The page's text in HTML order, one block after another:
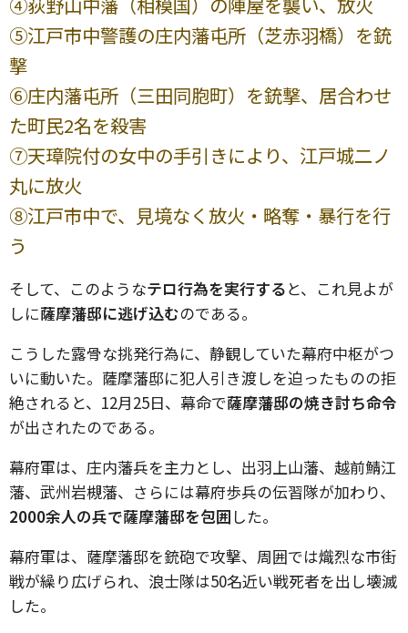
⑤江戸市中警護の庄内藩屯所（芝赤羽橋）を銃
撃
➅庄内藩屯所（三田同胞町）を銃撃、居合わせ
た町民2名を殺害
➆天璋院付の女中の手引きにより、江戸城二ノ
丸に放火
➇江戸市中で、見境なく放火・略奪・暴行を行
う
そして、このようなテロ行為を実行すると、これ見よが
しに薩摩藩邸に逃げ込むのである。
こうした露骨な挑発行為に、静観していた幕府中枢がつ
いに動いた。薩摩藩邸に犯人引き渡しを迫ったものの拒
絶されると、12月25日、幕命で薩摩藩邸の焼き討ち命令
が出されたのである。
幕府軍は、庄内藩兵を主力とし、出羽上山藩、越前鯖江
藩、武州岩槻藩、さらには幕府歩兵の伝習隊が加わり、
2000余人の兵で薩摩藩邸を包囲 した。
幕府軍は、薩摩藩邸を銃砲で攻撃、周囲では熾烈な市街
戦が繰り広げられ、浪士隊は50名近い戦死者を出し壊滅
した。